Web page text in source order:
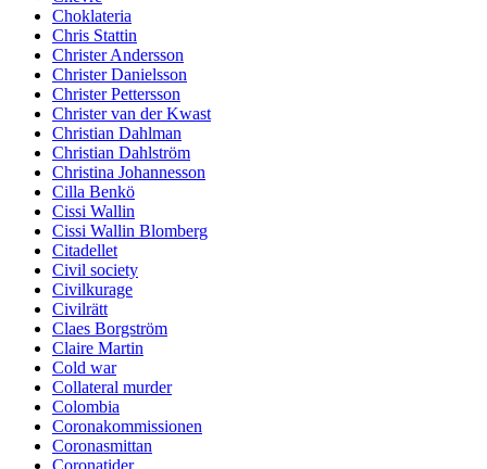
Choklateria
Chris Stattin
Christer Andersson
Christer Danielsson
Christer Pettersson
Christer van der Kwast
Christian Dahlman
Christian Dahlström
Christina Johannesson
Cilla Benkö
Cissi Wallin
Cissi Wallin Blomberg
Citadellet
Civil society
Civilkurage
Civilrätt
Claes Borgström
Claire Martin
Cold war
Collateral murder
Colombia
Coronakommissionen
Coronasmittan
Coronatider